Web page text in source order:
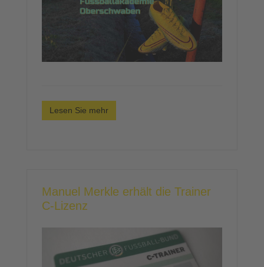
Lesen Sie mehr
Manuel Merkle erhält die Trainer
C-Lizenz